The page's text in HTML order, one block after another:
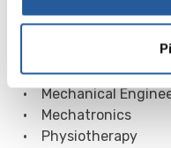
• International
• International
• Marketing
• Mechanical
• Mechatronics
• Physiotherapy